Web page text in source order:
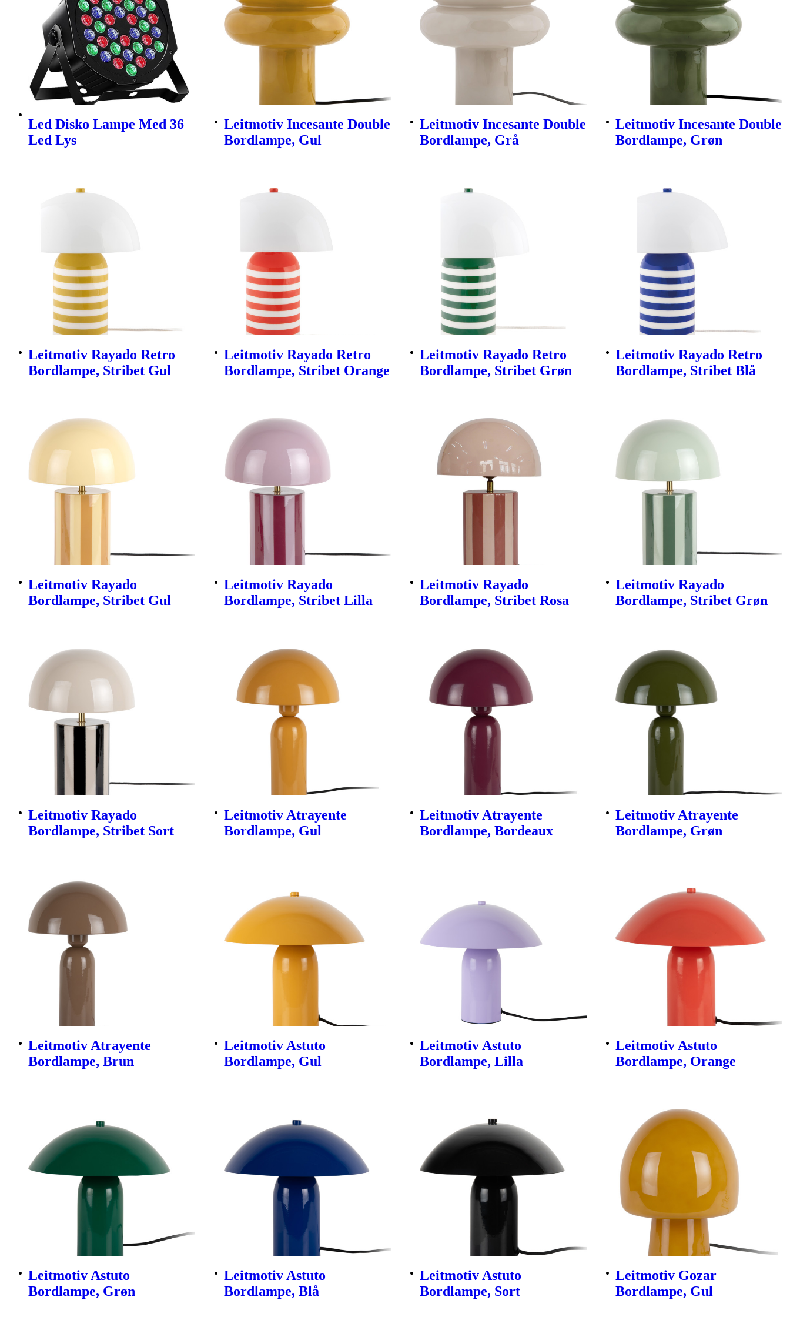
Led Disko Lampe Med 36
Led Lys
Leitmotiv Incesante Double
Bordlampe, Gul
Leitmotiv Incesante Double
Bordlampe, Grå
Leitmotiv Incesante Double
Bordlampe, Grøn
Leitmotiv Rayado Retro
Bordlampe, Stribet Gul
Leitmotiv Rayado Retro
Bordlampe, Stribet Orange
Leitmotiv Rayado Retro
Bordlampe, Stribet Grøn
Leitmotiv Rayado Retro
Bordlampe, Stribet Blå
Leitmotiv Rayado
Bordlampe, Stribet Gul
Leitmotiv Rayado
Bordlampe, Stribet Lilla
Leitmotiv Rayado
Bordlampe, Stribet Rosa
Leitmotiv Rayado
Bordlampe, Stribet Grøn
Leitmotiv Rayado
Bordlampe, Stribet Sort
Leitmotiv Atrayente
Bordlampe, Gul
Leitmotiv Atrayente
Bordlampe, Bordeaux
Leitmotiv Atrayente
Bordlampe, Grøn
Leitmotiv Atrayente
Bordlampe, Brun
Leitmotiv Astuto
Bordlampe, Gul
Leitmotiv Astuto
Bordlampe, Lilla
Leitmotiv Astuto
Bordlampe, Orange
Leitmotiv Astuto
Bordlampe, Grøn
Leitmotiv Astuto
Bordlampe, Blå
Leitmotiv Astuto
Bordlampe, Sort
Leitmotiv Gozar
Bordlampe, Gul